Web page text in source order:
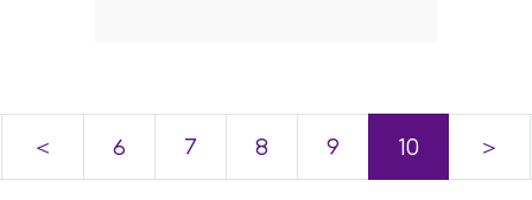
＜ 6 7 8 9 10 ＞